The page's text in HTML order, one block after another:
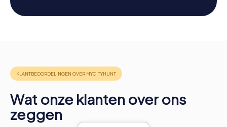
Wat onze klanten over ons
zeggen